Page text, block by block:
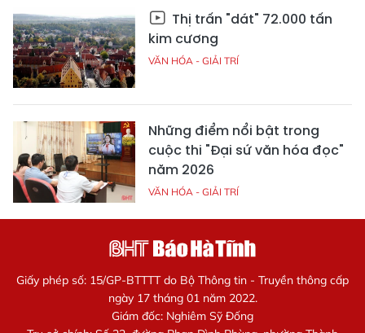
Thị trấn "dát" 72.000 tấn
kim cương
VĂN HÓA - GIẢI TRÍ
Những điểm nổi bật trong
cuộc thi "Đại sứ văn hóa đọc"
năm 2026
VĂN HÓA - GIẢI TRÍ
Giấy phép số: 15/GP-BTTTT do Bộ Thông tin - Truyền thông cấp
ngày 17 tháng 01 năm 2022.
Giám đốc: Nghiêm Sỹ Đống